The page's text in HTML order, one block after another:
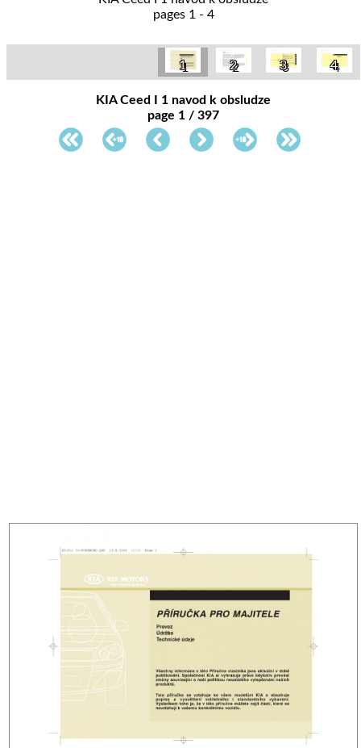
pages 1 - 4
1 2 3 4
KIA Ceed I 1 navod k obsludze
page 1 / 397